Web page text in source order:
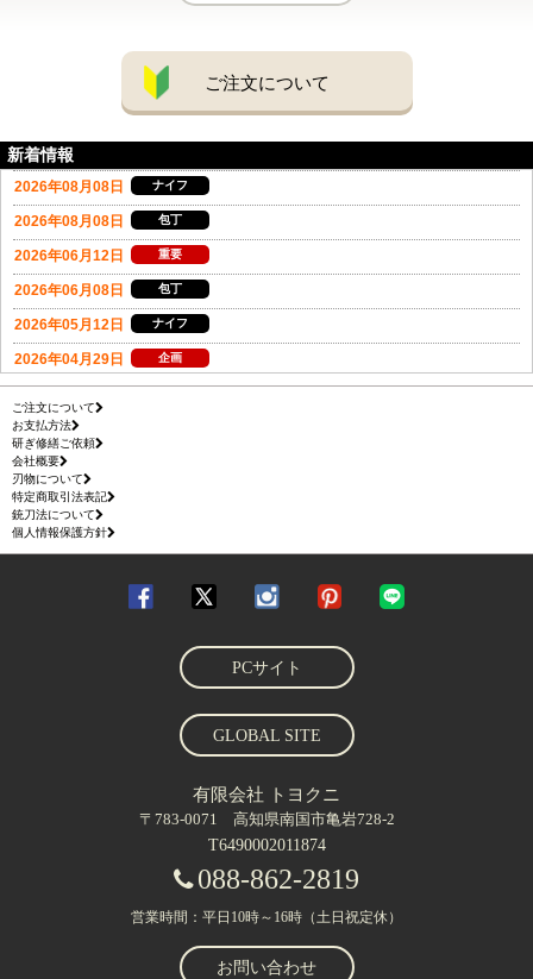
ご注文について
新着情報
ご注文について
お支払方法
研ぎ修繕ご依頼
会社概要
刃物について
特定商取引法表記
銃刀法について
個人情報保護方針
PCサイト
GLOBAL SITE
有限会社 トヨクニ
〒783-0071 高知県南国市亀岩728-2
T6490002011874
088-862-2819
営業時間：平日10時～16時（土日祝定休）
お問い合わせ